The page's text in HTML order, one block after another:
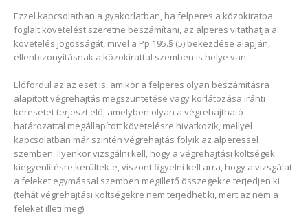
Ezzel kapcsolatban a gyakorlatban, ha felperes a közokiratba
foglalt követelést szeretne beszámítani, az alperes vitathatja a
követelés jogosságát, mivel a Pp 195.§ (5) bekezdése alapján,
ellenbizonyításnak a közokirattal szemben is helye van.
Előfordul az az eset is, amikor a felperes olyan beszámításra
alapított végrehajtás megszüntetése vagy korlátozása iránti
keresetet terjeszt elő, amelyben olyan a végrehajtható
határozattal megállapított követelésre hivatkozik, mellyel
kapcsolatban már szintén végrehajtás folyik az alperessel
szemben. Ilyenkor vizsgálni kell, hogy a végrehajtási költségek
kiegyenlítésre kerültek-e, viszont figyelni kell arra, hogy a vizsgálat
a feleket egymással szemben megillető összegekre terjedjen ki
(tehát végrehajtási költségekre nem terjedhet ki, mert az nem a
feleket illeti meg).